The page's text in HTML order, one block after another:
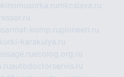
kinomusorka.ru mkcslava.ru
sarmat-komp.rupioneeri.ru
karakulya.ru
ecolog.org.ru
autodoctorservis.ru